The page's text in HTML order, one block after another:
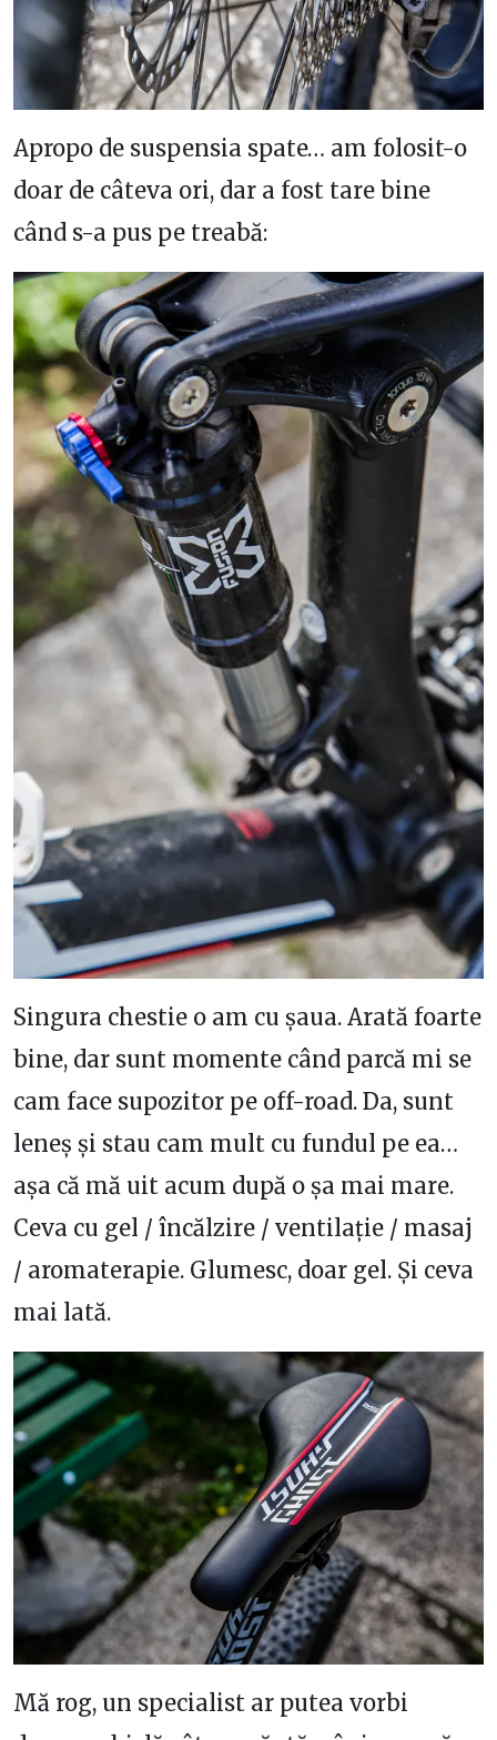
Apropo de suspensia spate… am folosit-o
doar de câteva ori, dar a fost tare bine
când s-a pus pe treabă:
Singura chestie o am cu șaua. Arată foarte
bine, dar sunt momente când parcă mi se
cam face supozitor pe off-road. Da, sunt
leneș și stau cam mult cu fundul pe ea…
așa că mă uit acum după o șa mai mare.
Ceva cu gel / încălzire / ventilație / masaj
/ aromaterapie. Glumesc, doar gel. Și ceva
mai lată.
Mă rog, un specialist ar putea vorbi